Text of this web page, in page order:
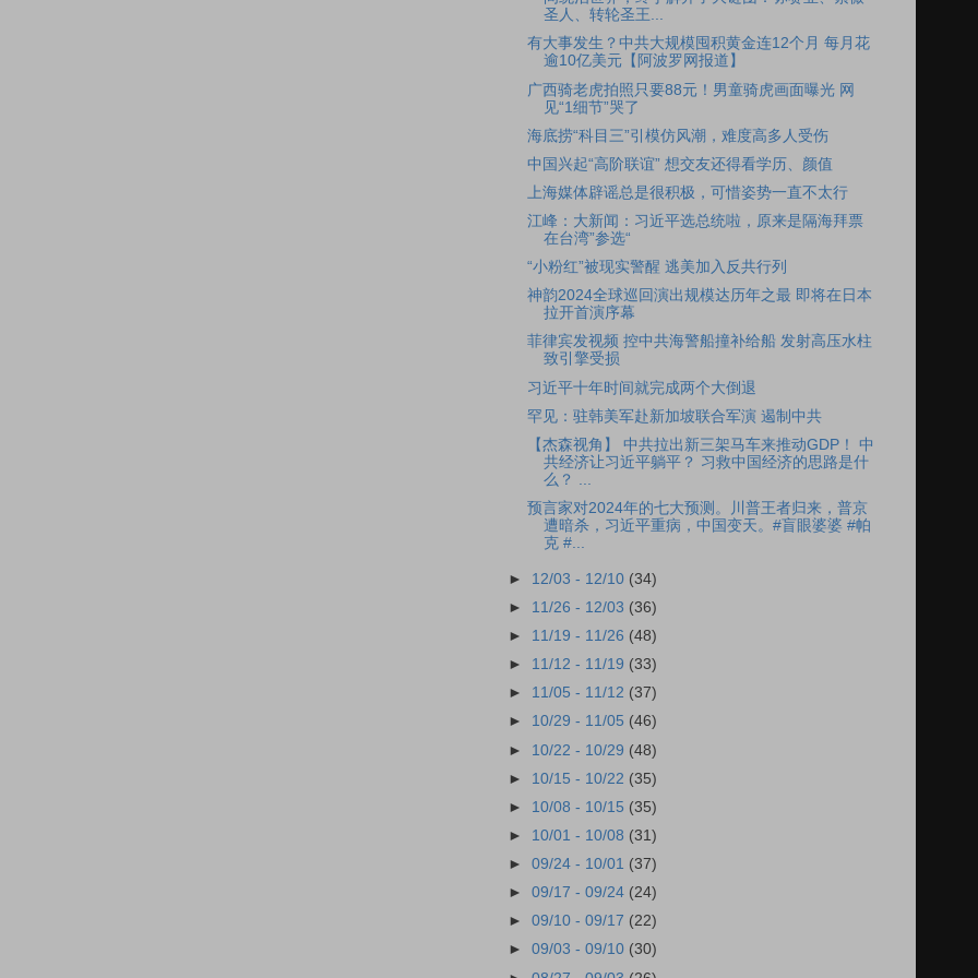
圣人、转轮圣王...
有大事发生？中共大规模囤积黄金连12个月 每月花
逾10亿美元【阿波罗网报道】
广西骑老虎拍照只要88元！男童骑虎画面曝光 网
见“1细节”哭了
海底捞“科目三”引模仿风潮，难度高多人受伤
中国兴起“高阶联谊” 想交友还得看学历、颜值
上海媒体辟谣总是很积极，可惜姿势一直不太行
江峰：大新闻：习近平选总统啦，原来是隔海拜票
在台湾”参选“
“小粉红”被现实警醒 逃美加入反共行列
神韵2024全球巡回演出规模达历年之最 即将在日本
拉开首演序幕
菲律宾发视频 控中共海警船撞补给船 发射高压水柱
致引擎受损
习近平十年时间就完成两个大倒退
罕见：驻韩美军赴新加坡联合军演 遏制中共
【杰森视角】 中共拉出新三架马车来推动GDP！ 中
共经济让习近平躺平？ 习救中国经济的思路是什
么？ ...
预言家对2024年的七大预测。川普王者归来，普京
遭暗杀，习近平重病，中国变天。#盲眼婆婆 #帕
克 #...
► 12/03 - 12/10 (34)
► 11/26 - 12/03 (36)
► 11/19 - 11/26 (48)
► 11/12 - 11/19 (33)
► 11/05 - 11/12 (37)
► 10/29 - 11/05 (46)
► 10/22 - 10/29 (48)
► 10/15 - 10/22 (35)
► 10/08 - 10/15 (35)
► 10/01 - 10/08 (31)
►09/24 - 10/01 (37)
►09/17 - 09/24 (24)
►09/10 - 09/17 (22)
►09/03 - 09/10 (30)